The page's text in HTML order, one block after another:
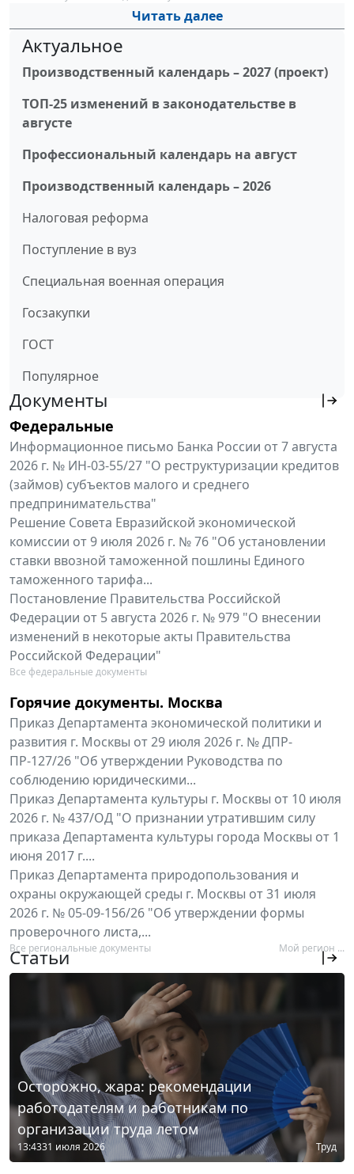
Читать далее
Актуальное
Производственный календарь – 2027 (проект)
ТОП-25 изменений в законодательстве в
августе
Профессиональный календарь на август
Производственный календарь – 2026
Налоговая реформа
Поступление в вуз
Специальная военная операция
Госзакупки
ГОСТ
Популярное
Документы
Федеральные
Информационное письмо Банка России от 7 августа
2026 г. № ИН-03-55/27 "О реструктуризации кредитов
(займов) субъектов малого и среднего
предпринимательства"
Решение Совета Евразийской экономической
комиссии от 9 июля 2026 г. № 76 "Об установлении
ставки ввозной таможенной пошлины Единого
таможенного тарифа...
Постановление Правительства Российской
Федерации от 5 августа 2026 г. № 979 "О внесении
изменений в некоторые акты Правительства
Российской Федерации"
Все федеральные документы
Горячие документы. Москва
Приказ Департамента экономической политики и
развития г. Москвы от 29 июля 2026 г. № ДПР-
ПР-127/26 "Об утверждении Руководства по
соблюдению юридическими...
Приказ Департамента культуры г. Москвы от 10 июля
2026 г. № 437/ОД "О признании утратившим силу
приказа Департамента культуры города Москвы от 1
июня 2017 г....
Приказ Департамента природопользования и
охраны окружающей среды г. Москвы от 31 июля
2026 г. № 05-09-156/26 "Об утверждении формы
проверочного листа,...
Все региональные документы Мой регион ...
Статьи
Осторожно, жара: рекомендации
работодателям и работникам по
организации труда летом
13:4331 июля 2026 Труд